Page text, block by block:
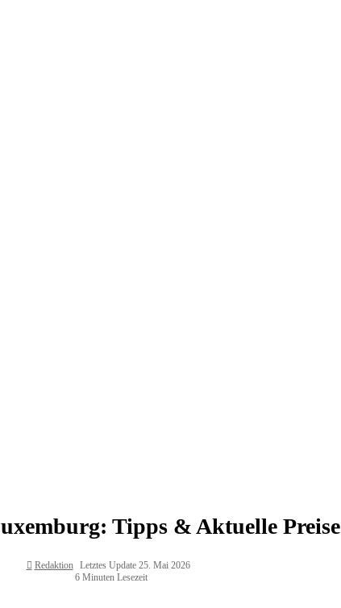
Tipps & Aktuelle Preise
Redaktion
Letztes Update 25. Mai 2026
6 Minuten Lesezeit